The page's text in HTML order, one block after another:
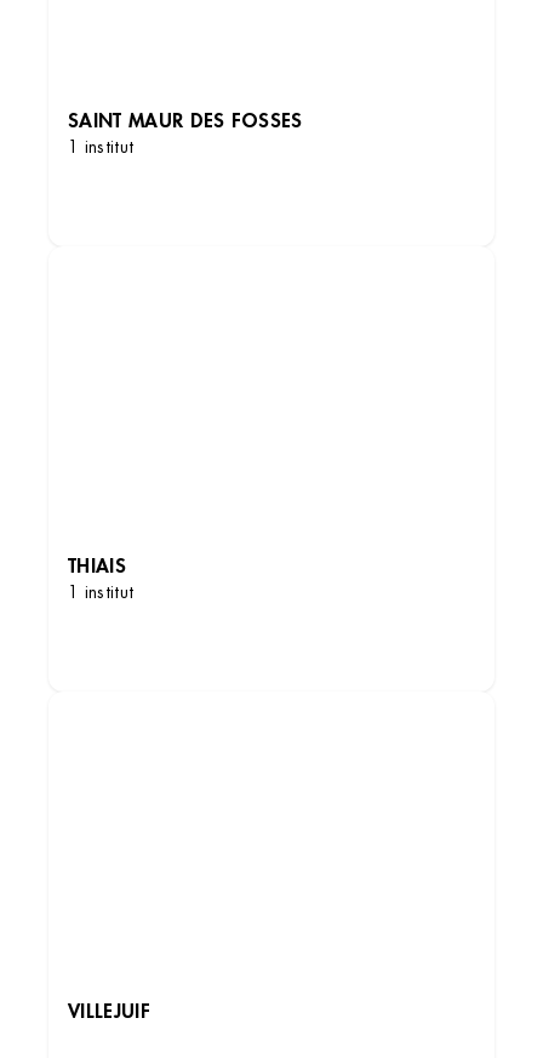
SAINT MAUR DES FOSSES
1 institut
THIAIS
1 institut
VILLEJUIF